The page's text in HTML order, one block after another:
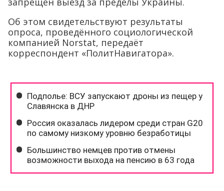
Об этом свидетельствуют результаты
опроса, проведённого социологической
компанией Norstat, передаёт
корреспондент «ПолитНавигатора».